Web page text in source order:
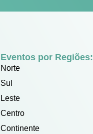
Eventos por Regiões:
Norte
Sul
Leste
Centro
Continente